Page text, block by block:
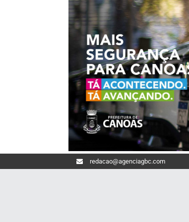
redacao@agenciagbc.com